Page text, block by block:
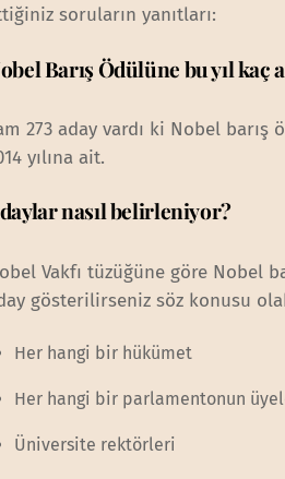
soruların yanıtları:
Barış Ödülüne bu yıl kaç
273 aday vardı ki Nobel
yılına ait.
nasıl belirleniyor?
Vakfı tüzüğüne göre Nobel
gösterilirseniz söz konusu
Her hangi bir hükümet
Her hangi bir parlamentonun
Üniversite rektörleri